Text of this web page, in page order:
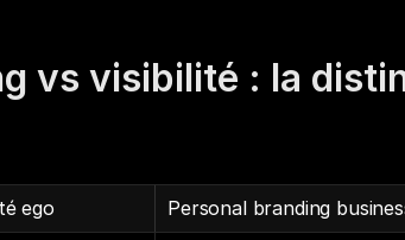
vs visibilité : la
ego
Personal branding